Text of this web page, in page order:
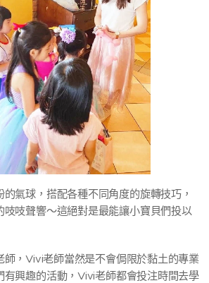
氣球，搭配各種不同角度的旋轉技巧，
吱吱聲響～這絕對是最能讓小寶貝們投以
師，Vivi老師當然是不會侷限於黏土的專業
有興趣的活動，Vivi老師都會投注時間去學